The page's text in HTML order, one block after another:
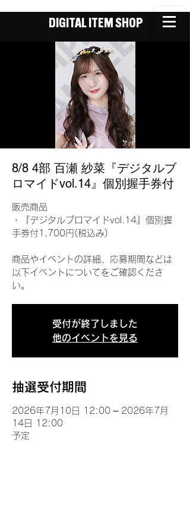
DIGITAL ITEM SHOP
8/8 4部 百瀬 紗菜『デジタルブ
ロマイドvol.14』個別握手券付
販売商品
・『デジタルブロマイドvol.14』個別握
手券付1,700円(税込み)
商品やイベントの詳細、応募期間などは
以下イベントについてをご確認くださ
い。
受付が終了しました
他のイベントを見る
抽選受付期間
2026年7月10日 12:00 – 2026年7月
14日 12:00
予定